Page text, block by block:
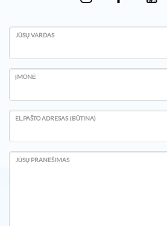
JŪSŲ VARDAS
ĮMONĖ
EL.PAŠTO ADRESAS (BŪTINA)
JŪSŲ PRANEŠIMAS